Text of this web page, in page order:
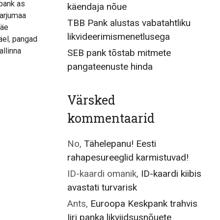
as
, pangad
käendaja nõue
TBB Pank alustas vabatahtliku
likvideerimismenetlusega
SEB pank tõstab mitmete
pangateenuste hinda
Värsked
kommentaarid
No, Tähelepanu! Eesti
rahapesureeglid karmistuvad!
ID-kaardi omanik, ID-kaardi kiibis
avastati turvarisk
Ants, Euroopa Keskpank trahvis
Iiri panka likviidsusnõuete